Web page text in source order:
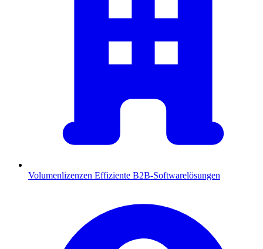
Volumenlizenzen Effiziente B2B-Softwarelösungen